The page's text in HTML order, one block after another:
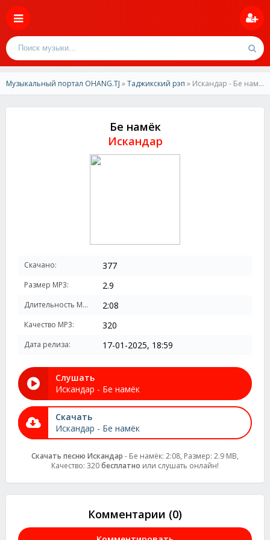
Музыкальный портал OHANG.TJ »Таджикский рэп » Искандар - Бе намёк
Бе намёк
Искандар
Скачано: 377
Размер MP3: 2.9
Длительность MP3: 2:08
Качество MP3: 320
Дата релиза: 17-01-2025, 18:59
Слушать
Искандар - Бе намёк
Скачать
Искандар - Бе намёк
Скачать песню Искандар - Бе намёк: 2:08, Размер: 2.9 MB,
Качество: 320бесплатно или слушать онлайн!
Комментарии (0)